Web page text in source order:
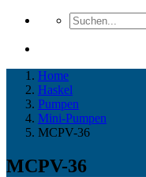
Home
Haskel
Pumpen
Mini-Pumpen
MCPV-36
MCPV-36